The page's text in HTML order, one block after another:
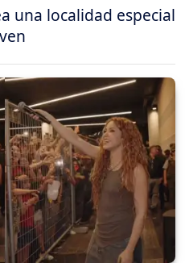
una localidad especial